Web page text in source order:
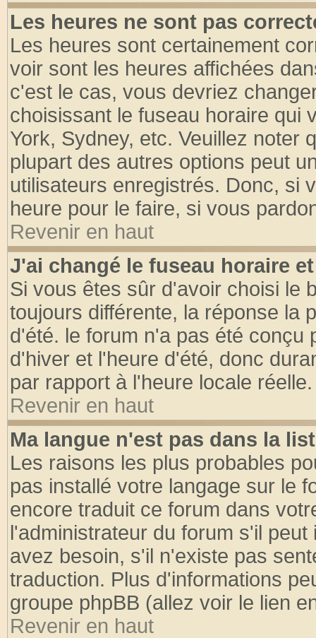
Les heures ne sont pas
Les heures sont certainement
voir sont les heures affichées
c'est le cas, vous devriez
choisissant le fuseau horaire qui
York, Sydney, etc. Veuillez noter
plupart des autres options peut
utilisateurs enregistrés. Donc, si
heure pour le faire, si vous
Revenir en haut
J'ai changé le fuseau horaire
Si vous êtes sûr d'avoir choisi le
toujours différente, la réponse la
d'été. le forum n'a pas été conçu
d'hiver et l'heure d'été, donc
par rapport à l'heure locale réelle.
Revenir en haut
Ma langue n'est pas dans la
Les raisons les plus probables
pas installé votre langage sur le
encore traduit ce forum dans
l'administrateur du forum s'il
avez besoin, s'il n'existe pas
traduction. Plus d'informations
groupe phpBB (allez voir le lien
Revenir en haut